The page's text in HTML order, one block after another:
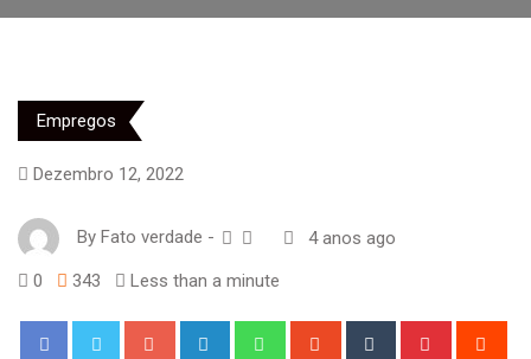
Empregos
Dezembro 12, 2022
By Fato verdade - 4 anos ago
0 343 Less than a minute
Google+ LinkedIn WhatsappStumbleUpon
Tumblr Pinterest